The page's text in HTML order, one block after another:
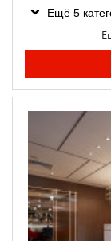
Ещё 5